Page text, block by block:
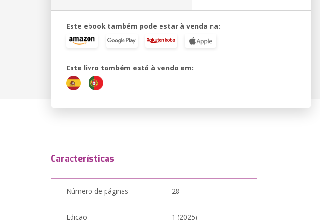
Este ebook também pode estar à venda na:
Este livro também está à venda em:
Características
Número de páginas 28
Edição 1 (2025)